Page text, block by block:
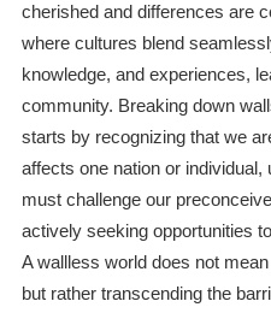
cherished and differences are
where cultures blend
knowledge, and experiences,
community. Breaking down
starts by recognizing that we
affects one nation or
must challenge our
actively seeking opportunities
A wallless world does not
but rather transcending the